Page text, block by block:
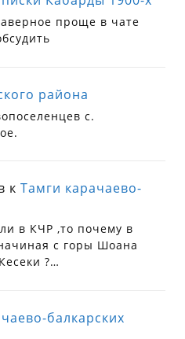
проще в чате
района
с.
кТамги карачаево-
в КЧР ,то почему в
с горы Шоана
?…
балкарских